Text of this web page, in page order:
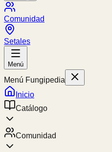
Comunidad
Setales
Menú
Menú Fungipedia
Inicio
Catálogo
Comunidad